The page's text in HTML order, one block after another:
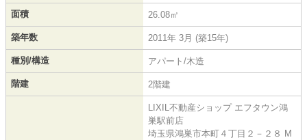
面積 26.08㎡
築年数 2011年 3月 (築15年)
種別/構造 アパート/木造
階建 2階建
LIXIL不動産ショップ エフタウン鴻
巣駅前店
埼玉県鴻巣市本町４丁目２－２８ M